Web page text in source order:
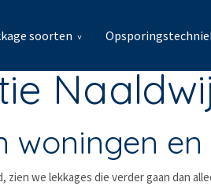
soorten
woningen
zien we lekkages die verder gaan dan